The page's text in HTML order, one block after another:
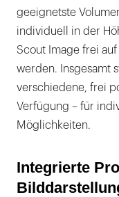
geeignetste
individuell in der
Scout Image frei
werden. Insgesamt
verschiedene, frei
Verfügung – für
Möglichkeiten.
Integrierte